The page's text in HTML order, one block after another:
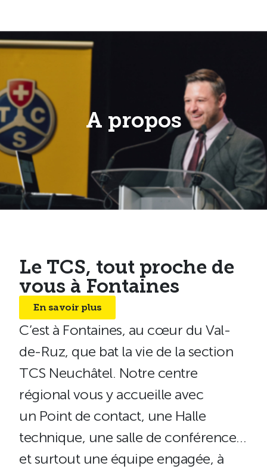
A propos
Le TCS, tout proche de
vous à Fontaines
En savoir plus
C’est à Fontaines, au cœur du Val-
de-Ruz, que bat la vie de la section
TCS Neuchâtel. Notre centre
régional vous y accueille avec
un Point de contact, une Halle
technique, une salle de conférence…
et surtout une équipe engagée, à